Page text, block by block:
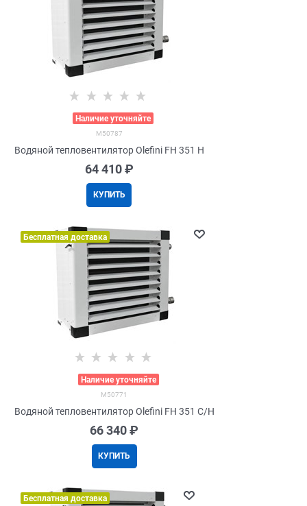
Наличие уточняйте
M50787
Водяной тепловентилятор Olefini FH 351 H
64 410 ₽
КУПИТЬ
Бесплатная доставка
Наличие уточняйте
M50771
Водяной тепловентилятор Olefini FH 351 C/H
66 340 ₽
КУПИТЬ
Бесплатная доставка